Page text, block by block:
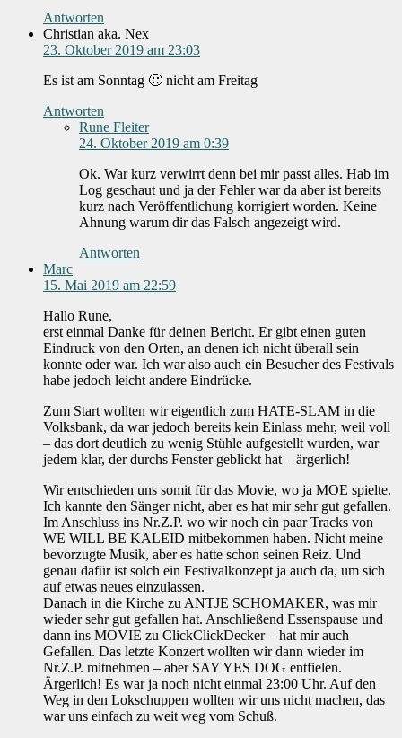
Antworten
Christian aka. Nex
23. Oktober 2019 am 23:03
Es ist am Sonntag 🙂 nicht am Freitag
Antworten
Rune Fleiter
24. Oktober 2019 am 0:39
Ok. War kurz verwirrt denn bei mir passt alles. Hab im
Log geschaut und ja der Fehler war da aber ist bereits
kurz nach Veröffentlichung korrigiert worden. Keine
Ahnung warum dir das Falsch angezeigt wird.
Antworten
Marc
15. Mai 2019 am 22:59
Hallo Rune,
erst einmal Danke für deinen Bericht. Er gibt einen guten
Eindruck von den Orten, an denen ich nicht überall sein
konnte oder war. Ich war also auch ein Besucher des Festivals
habe jedoch leicht andere Eindrücke.
Zum Start wollten wir eigentlich zum HATE-SLAM in die
Volksbank, da war jedoch bereits kein Einlass mehr, weil voll
– das dort deutlich zu wenig Stühle aufgestellt wurden, war
jedem klar, der durchs Fenster geblickt hat – ärgerlich!
Wir entschieden uns somit für das Movie, wo ja MOE spielte.
Ich kannte den Sänger nicht, aber es hat mir sehr gut gefallen.
Im Anschluss ins Nr.Z.P. wo wir noch ein paar Tracks von
WE WILL BE KALEID mitbekommen haben. Nicht meine
bevorzugte Musik, aber es hatte schon seinen Reiz. Und
genau dafür ist solch ein Festivalkonzept ja auch da, um sich
auf etwas neues einzulassen.
Danach in die Kirche zu ANTJE SCHOMAKER, was mir
wieder sehr gut gefallen hat. Anschließend Essenspause und
dann ins MOVIE zu ClickClickDecker – hat mir auch
Gefallen. Das letzte Konzert wollten wir dann wieder im
Nr.Z.P. mitnehmen – aber SAY YES DOG entfielen.
Ärgerlich! Es war ja noch nicht einmal 23:00 Uhr. Auf den
Weg in den Lokschuppen wollten wir uns nicht machen, das
war uns einfach zu weit weg vom Schuß.